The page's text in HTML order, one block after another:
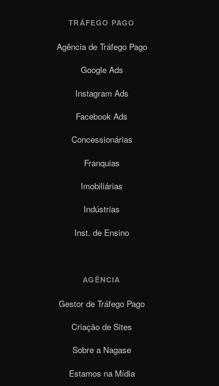
TRÁFEGO PAGO
Agência de Tráfego Pago
Google Ads
Instagram Ads
Facebook Ads
Concessionárias
Franquias
Imobiliárias
Indústrias
Inst. de Ensino
AGÊNCIA
Gestor de Tráfego Pago
Criação de Sites
Sobre a Nagase
Estamos na Mídia